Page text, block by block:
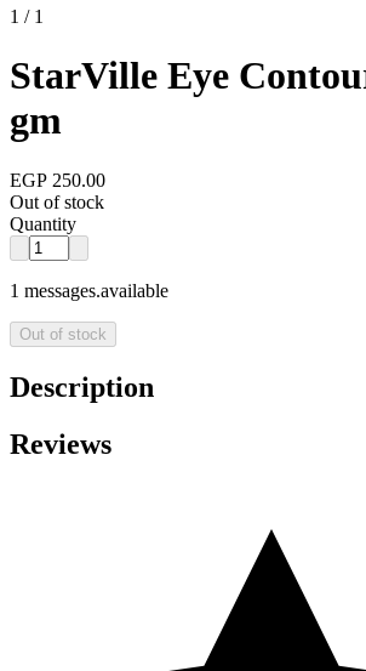
1 / 1
StarVille Eye
gm
EGP 250.00
Out of stock
Quantity
1 messages.available
Out of stock
Description
Reviews